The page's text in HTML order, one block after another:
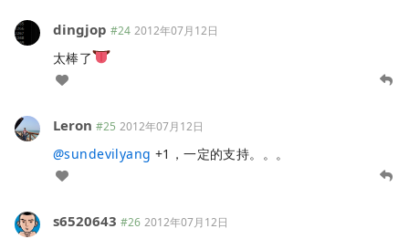
dingjop #24 2012年07月12日
太棒了
Leron #25 2012年07月12日
@sundevilyang +1，一定的支持。。。
s6520643 #26 2012年07月12日